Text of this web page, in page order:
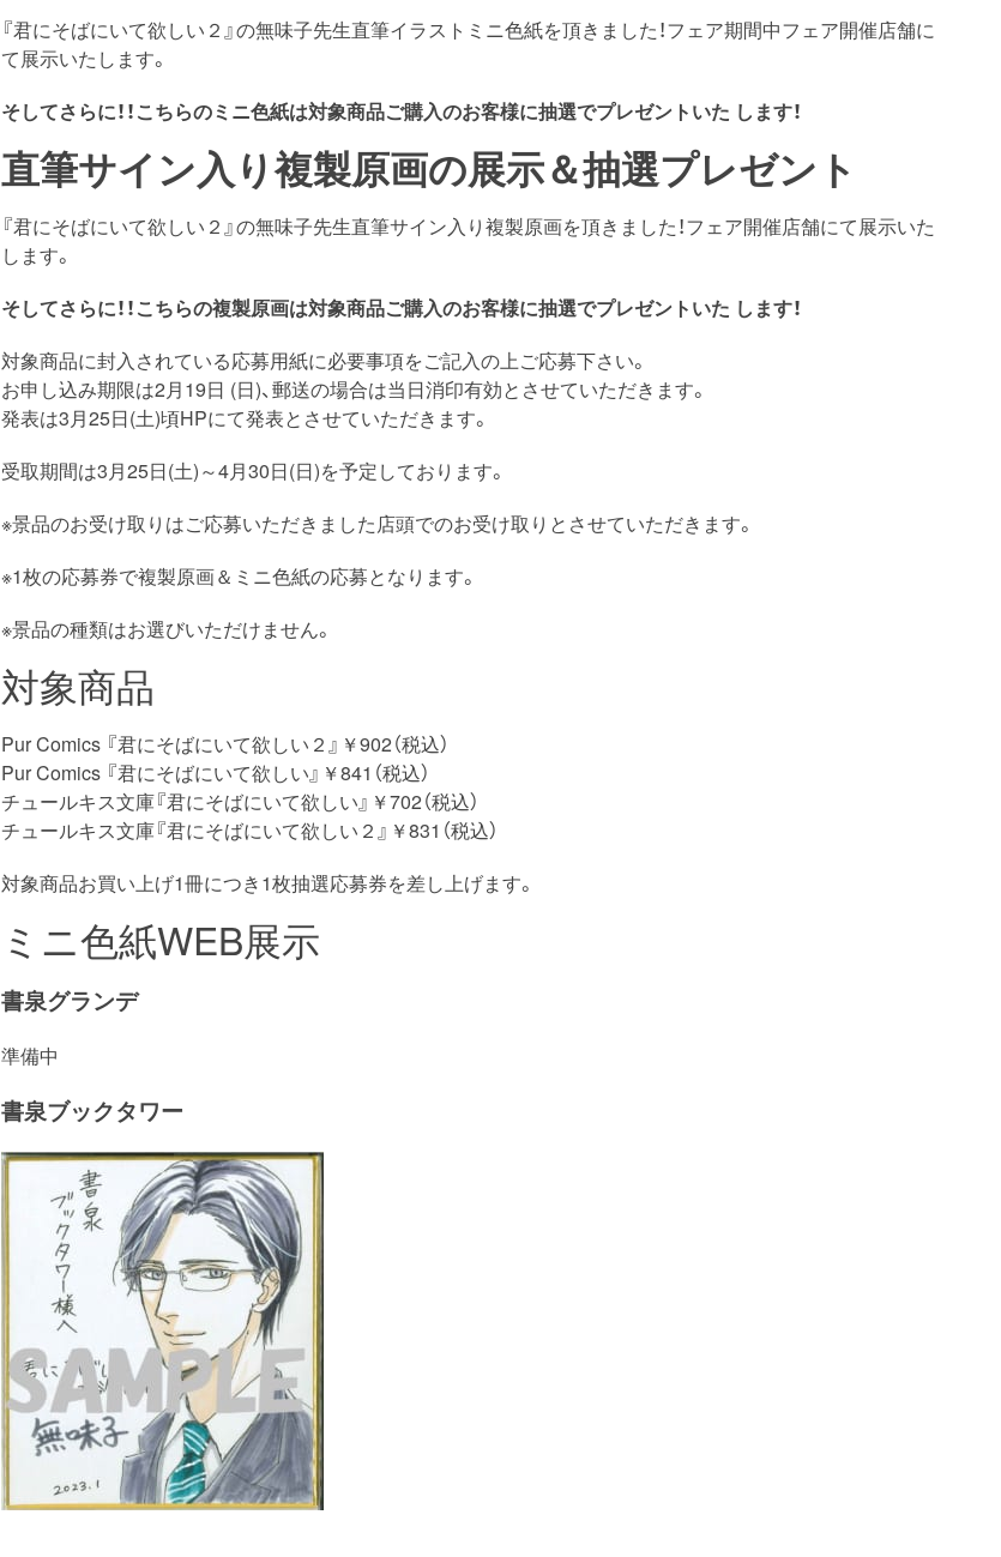
『君にそばにいて欲しい２』の無味子先生直筆イラストミニ色紙を頂きました！フェア期間中フェア開催店舗に
て展示いたします。
そしてさらに！！こちらのミニ色紙は対象商品ご購入のお客様に抽選でプレゼントいた します！
直筆サイン入り複製原画の展示＆抽選プレゼント
『君にそばにいて欲しい２』の無味子先生直筆サイン入り複製原画を頂きました！フェア開催店舗にて展示いた
します。
そしてさらに！！こちらの複製原画は対象商品ご購入のお客様に抽選でプレゼントいた します！
対象商品に封入されている応募用紙に必要事項をご記入の上ご応募下さい。
お申し込み期限は2月19日 (日)、郵送の場合は当日消印有効とさせていただきます。
発表は3⽉25⽇(土)頃HPにて発表とさせていただきます。
受取期間は3月25日(土)～4月30日(日)を予定しております。
※景品のお受け取りはご応募いただきました店頭でのお受け取りとさせていただきます。
※1枚の応募券で複製原画＆ミニ色紙の応募となります。
※景品の種類はお選びいただけません。
対象商品
Pur Comics 『君にそばにいて欲しい２』￥902（税込）
Pur Comics 『君にそばにいて欲しい』￥841（税込）
チュールキス文庫『君にそばにいて欲しい』￥702（税込）
チュールキス文庫『君にそばにいて欲しい２』￥831（税込）
対象商品お買い上げ1冊につき1枚抽選応募券を差し上げます。
ミニ色紙WEB展示
書泉グランデ
準備中
書泉ブックタワー